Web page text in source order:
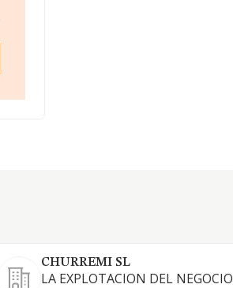
CHURREMI SL
LA EXPLOTACION DEL NEGOCIO